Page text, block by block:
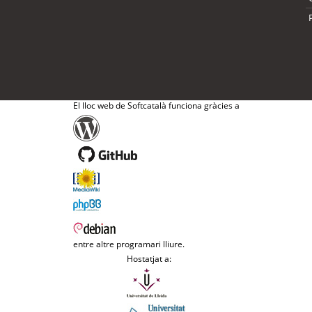
El lloc web de Softcatalà funciona gràcies a
entre altre programari lliure.
Hostatjat a: